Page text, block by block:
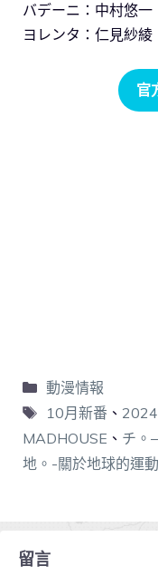
バデーニ：中村悠一
ヨレンタ：仁見紗綾
官
動漫情報
10月新番 、
MADHOUSE 、 チ。
地。-關於地球的運
留言